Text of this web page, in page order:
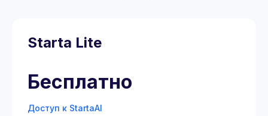
Starta Lite
Бесплатно
Доступ к StartaAI